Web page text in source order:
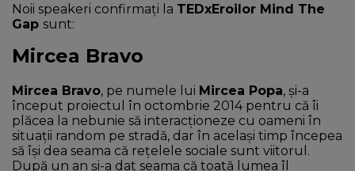
Noii speakeri confirmați la TEDxEroilor Mind The
Gap sunt:
Mircea Bravo
Mircea Bravo, pe numele lui Mircea Popa, și-a
început proiectul în octombrie 2014 pentru că îi
plăcea la nebunie să interacționeze cu oameni în
situații random pe stradă, dar în același timp începea
să își dea seama că rețelele sociale sunt viitorul.
După un an și-a dat seama că toată lumea îl